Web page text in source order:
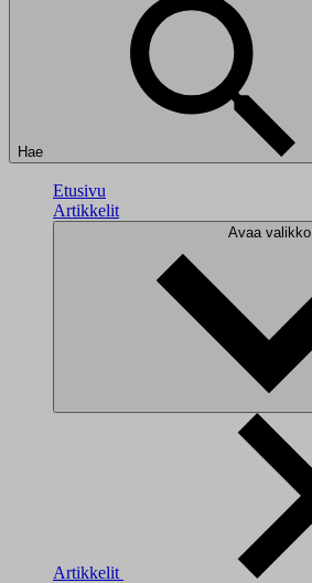
Hae
Etusivu
Artikkelit
Avaa valikko
Artikkelit